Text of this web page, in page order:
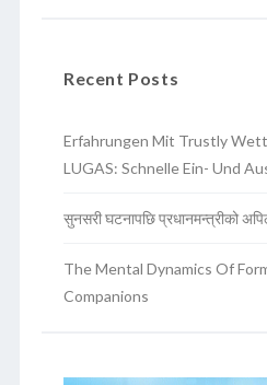
Recent Posts
Erfahrungen Mit Trustly
LUGAS: Schnelle Ein- Und
सुनसरी घटनापछि प्रधानमन्त्रीको
The Mental Dynamics Of
Companions